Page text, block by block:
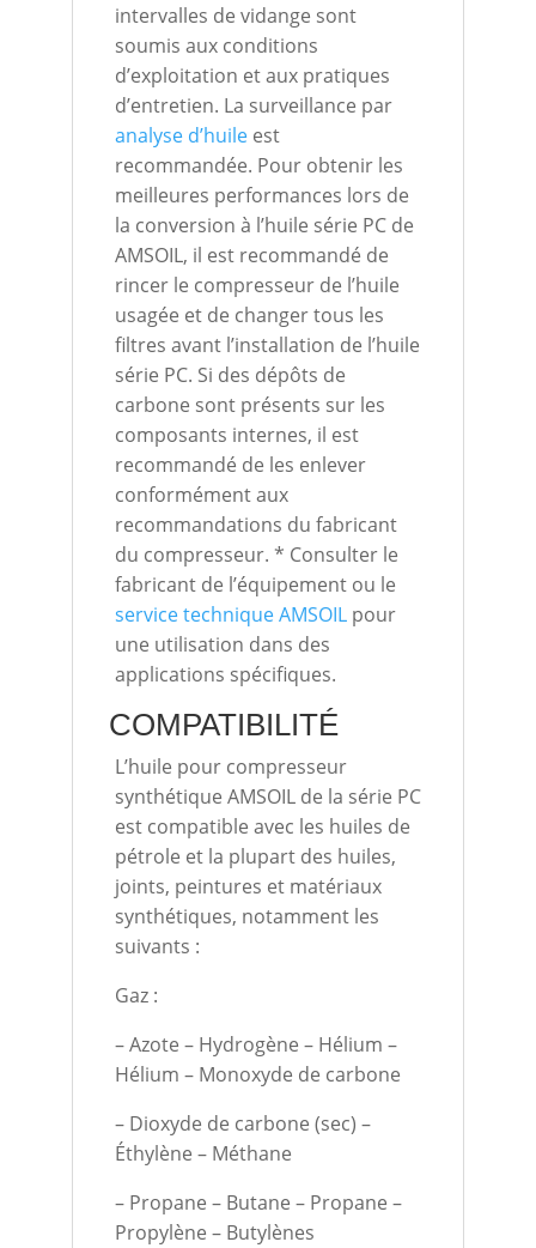
intervalles de vidange sont
soumis aux conditions
d’exploitation et aux pratiques
d’entretien. La surveillance par
analyse d’huileest
recommandée. Pour obtenir les
meilleures performances lors de
la conversion à l’huile série PC de
AMSOIL, il est recommandé de
rincer le compresseur de l’huile
usagée et de changer tous les
filtres avant l’installation de l’huile
série PC. Si des dépôts de
carbone sont présents sur les
composants internes, il est
recommandé de les enlever
conformément aux
recommandations du fabricant
du compresseur. * Consulter le
fabricant de l’équipement ou le
service technique AMSOILpour
une utilisation dans des
applications spécifiques.
COMPATIBILITÉ
L’huile pour compresseur
synthétique AMSOIL de la série PC
est compatible avec les huiles de
pétrole et la plupart des huiles,
joints, peintures et matériaux
synthétiques, notamment les
suivants :
Gaz :
– Azote – Hydrogène – Hélium –
Hélium – Monoxyde de carbone
– Dioxyde de carbone (sec) –
Éthylène – Méthane
– Propane – Butane – Propane –
Propylène – Butylènes